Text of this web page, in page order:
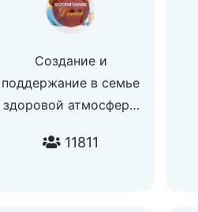
Создание и
поддержание в семье
здоровой атмосферы
задачей. Не говоря уже
11811